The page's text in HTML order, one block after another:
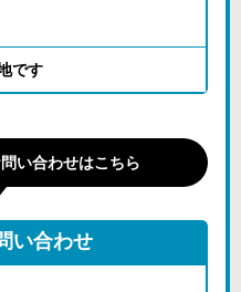
です
い合わせはこちら
い合わせ